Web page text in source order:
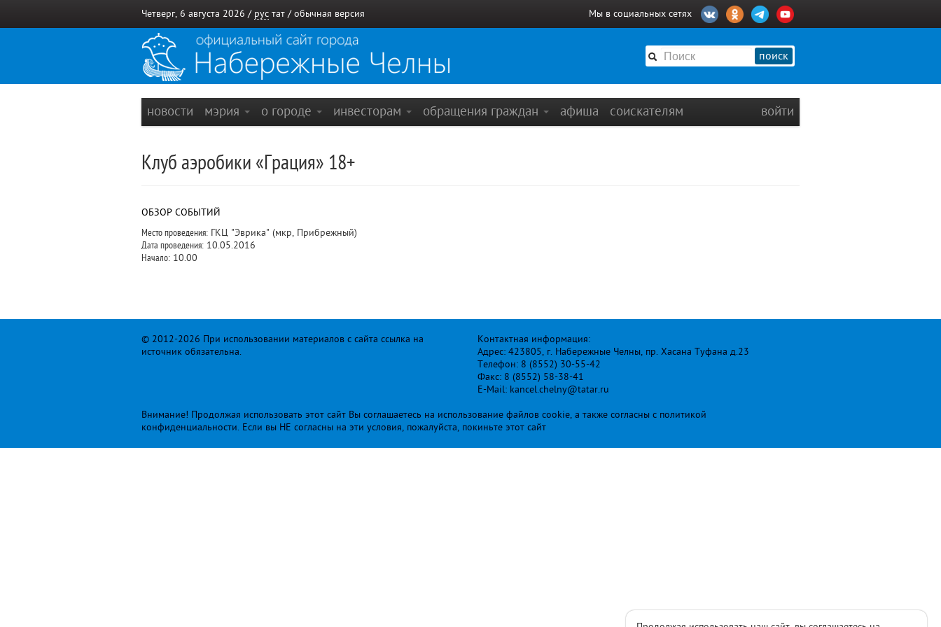
Четверг, 6 августа 2026 / рус тат / обычная версия Мы в социальных сетях
поиск
новости мэрия о городе инвесторам обращения граждан афиша соискателям войти
Клуб аэробики «Грация» 18+
ОБЗОР СОБЫТИЙ
Место проведения: ГКЦ "Эврика" (мкр, Прибрежный)
Дата проведения: 10.05.2016
Начало: 10.00
© 2012-2026 При использовании материалов с сайта ссылка на
источник обязательна.
Контактная информация:
Адрес: 423805, г. Набережные Челны, пр. Хасана Туфана д.23
Телефон: 8 (8552) 30-55-42
Факс: 8 (8552) 58-38-41
E-Mail: kancel.chelny@tatar.ru
Внимание! Продолжая использовать этот сайт Вы соглашаетесь на использование файлов cookie, а также согласны с политикой
конфиденциальности. Если вы НЕ согласны на эти условия, пожалуйста, покиньте этот сайт